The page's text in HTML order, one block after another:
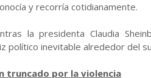
y recorría cotidianamente.
la presidenta Claudia
político inevitable alrededor del
truncado por la violencia